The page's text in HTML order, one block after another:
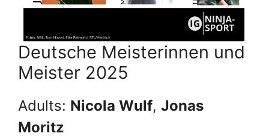
Deutsche Meisterinnen und
Meister 2025
Adults: Nicola Wulf, Jonas
Moritz